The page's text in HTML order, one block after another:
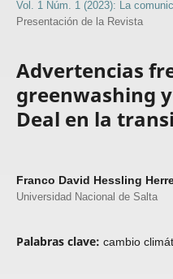
Vol. 1 Núm. 1 (2023): La
Presentación de la Revista
Advertencias
greenwashing
Deal en la
Franco David Hessling
Universidad Nacional de Salta
Palabras clave: cambio